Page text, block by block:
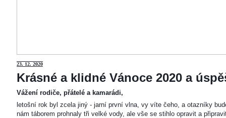
23. 12. 2020
Krásné a klidné Vánoce 2020 a
Vážení rodiče, přátelé a kamarádi,
letošní rok byl zcela jiný - jarní první vlna, vy víte čeho, a otazníky
nám táborem prohnaly tři velké vody, ale vše se stihlo opravit a